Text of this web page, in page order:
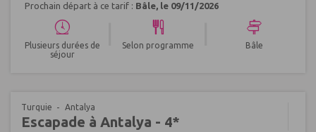
Prochain départ à ce tarif : Bâle, le 09/11/2026
Plusieurs durées de
séjour
Selon programme Bâle
Turquie Antalya
Escapade à Antalya - 4*